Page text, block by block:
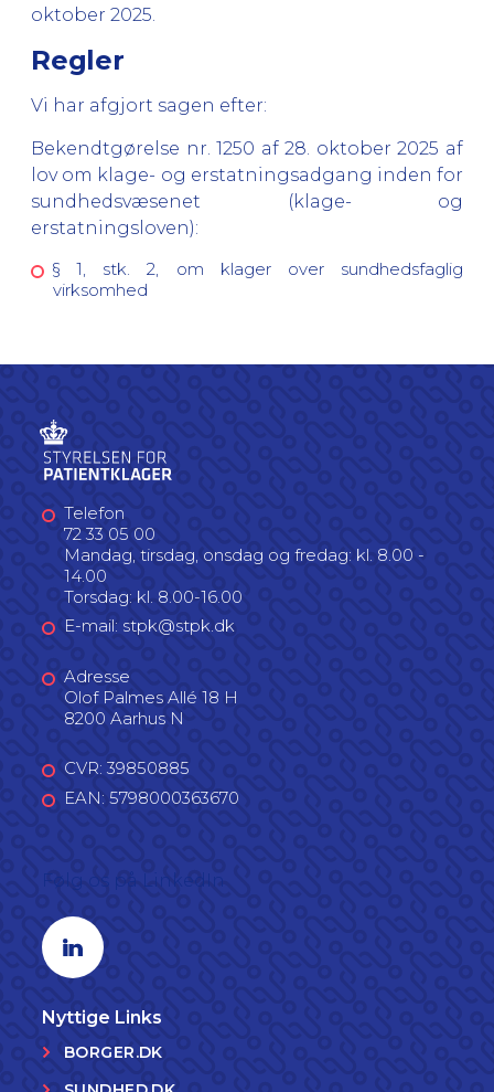
oktober 2025.
Regler
Vi har afgjort sagen efter:
Bekendtgørelse nr. 1250 af 28. oktober 2025 af
lov om klage- og erstatningsadgang inden for
sundhedsvæsenet (klage- og
erstatningsloven):
§ 1, stk. 2, om klager over sundhedsfaglig
virksomhed
Telefon
72 33 05 00
Mandag, tirsdag, onsdag og fredag: kl. 8.00 -
14.00
Torsdag: kl. 8.00-16.00
E-mail: stpk@stpk.dk
Adresse
Olof Palmes Allé 18 H
8200 Aarhus N
CVR: 39850885
EAN: 5798000363670
Linkedin profil
Nyttige Links
BORGER.DK